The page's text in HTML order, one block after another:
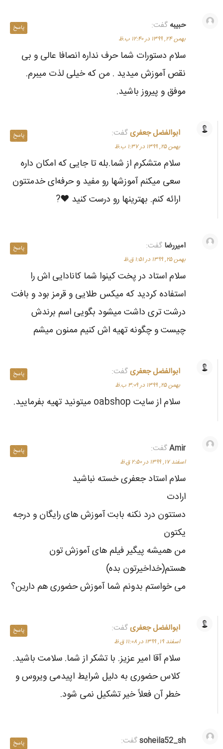
حبیبه گفت:
بهمن ۲۴, ۱۳۹۹ در ۱۲:۴۰ ب.ظ
سلام دستورات شما حرف نداره انصافا عالی و بی
نقص آموزش میدید . من که خیلی لذت میبرم.‌
موفق و پیروز باشید.
پاسخ
ابوالفضل جعفریگفت:
بهمن ۲۵, ۱۳۹۹ در ۱:۳۷ ب.ظ
سلام متشکرم از شما.بله تا جایی که امکان داره
سعی میکنم آموزشها رو مفید و حرفه‌ای خدمتتون
ارائه کنم. بهترینها رو درست کنید ❤️?
پاسخ
امیررضا گفت:
بهمن ۲۵, ۱۳۹۹ در ۱:۵۱ ق.ظ
سلام استاد در پخت کینوا شما کانادایی اش را
استفاده کردید که میکس طلایی و قرمز بود و بافت
درشت تری داشت میشود بگویی اسم برندش
چیست و چگونه تهیه اش کنیم ممنون میشم
پاسخ
ابوالفضل جعفریگفت:
بهمن ۲۵, ۱۳۹۹ در ۳:۰۹ ب.ظ
سلام از سایت oabshop میتونید تهیه بفرمایید.
پاسخ
Amirگفت:
اسفند ۱۷, ۱۳۹۹ در ۲:۵۰ ق.ظ
سلام استاد جعفری خسته نباشید
ارادت
دستتون درد نکنه بابت آموزش های رایگان و درجه
یکتون
من همیشه پیگیر فیلم های آموزش تون
هستم(خداخیرتون بده)
می خواستم بدونم شما آموزش حضوری هم دارین؟
پاسخ
ابوالفضل جعفریگفت:
اسفند ۱۹, ۱۳۹۹ در ۱۱:۰۸ ق.ظ
سلام آقا امیر عزیز. با تشکر از شما. سلامت باشید.
کلاس حضوری به دلیل شرایط اپیدمی ویروس و
خطر آن فعلاً خیر تشکیل نمی شود.
پاسخ
soheila52_shگفت: پاسخ